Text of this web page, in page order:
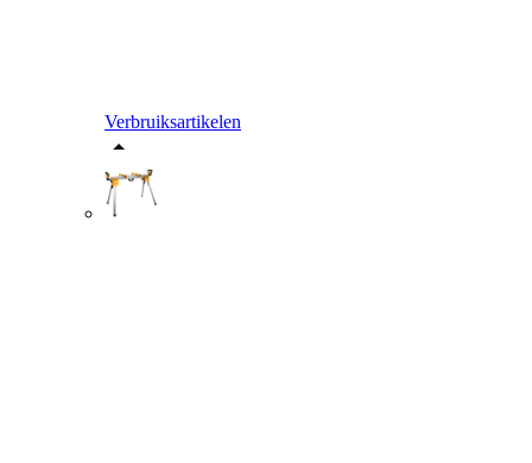
Verbruiksartikelen